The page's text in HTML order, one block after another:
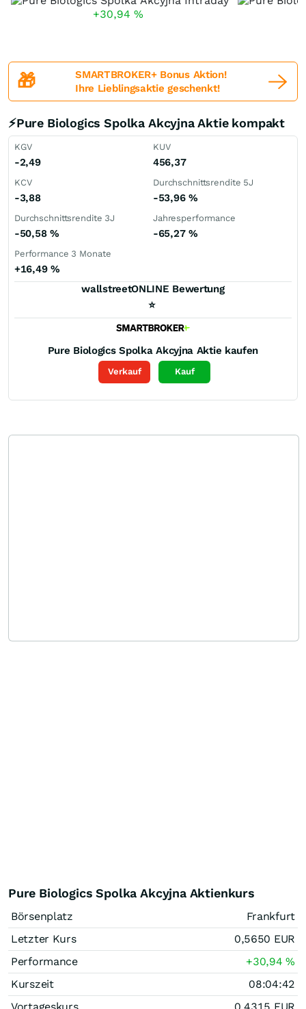
+30,94 %
🎁
SMARTBROKER+ Bonus Aktion!
Ihre Lieblingsaktie geschenkt!
⚡Pure Biologics Spolka Akcyjna Aktie kompakt
KGV
-2,49
KUV
456,37
KCV
-3,88
Durchschnittsrendite 5J
-53,96 %
Durchschnittsrendite 3J
-50,58 %
Jahresperformance
-65,27 %
Performance 3 Monate
+16,49 %
wallstreetONLINE Bewertung
⭐
Pure Biologics Spolka Akcyjna Aktie kaufen
Verkauf Kauf
Pure Biologics Spolka Akcyjna Aktienkurs
Börsenplatz
Frankfurt
Letzter Kurs
0,5650 EUR
Performance
+30,94%
Kurszeit
08:04:42
Vortageskurs
0,4315 EUR